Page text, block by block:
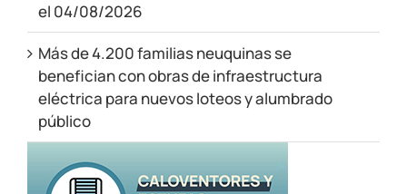
el 04/08/2026
Más de 4.200 familias neuquinas se
benefician con obras de infraestructura
eléctrica para nuevos loteos y alumbrado
público